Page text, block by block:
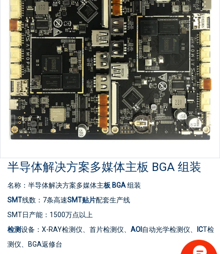
半导体解决方案多媒体主板 BGA 组装
名称：半导体解决方案多媒体主板 BGA组装
SMT线数：7条高速SMT贴片配套生产线
SMT日产能：1500万点以上
检测设备：X-RAY检测仪、首片检测仪、 AOI 自动光学检测仪、 ICT检
测仪、BGA返修台